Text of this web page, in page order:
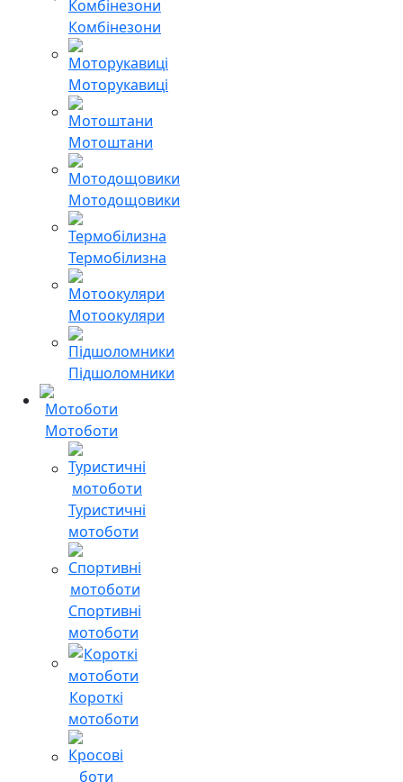
Комбінезони
Моторукавиці
Мотоштани
Мотодощовики
Термобілизна
Мотоокуляри
Підшоломники
Мотоботи
Туристичні
мотоботи
Спортивні
мотоботи
Короткі
мотоботи